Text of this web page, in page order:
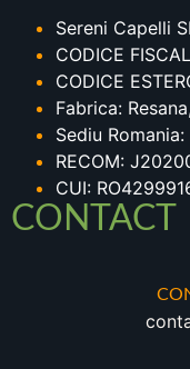
Sereni Capelli
CODICE
CODICE
Fabrica:
Sediu
RECOM:
CUI:
CONTACT